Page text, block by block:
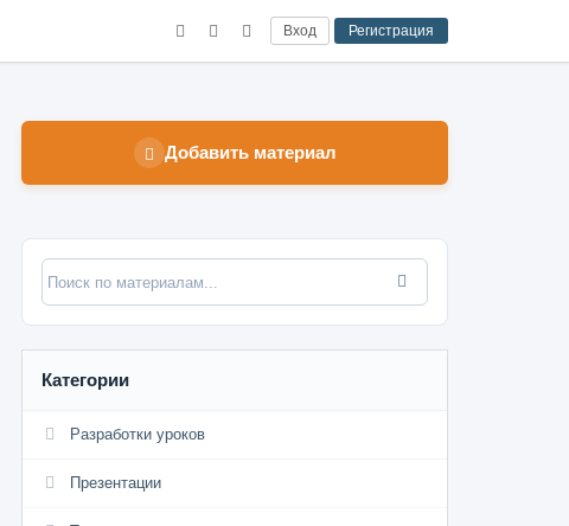
Вход Регистрация
Добавить материал
Категории
Разработки уроков
Презентации